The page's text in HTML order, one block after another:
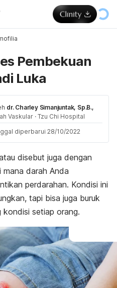
Pembekuan
Luka
dr. Charley Simanjuntak, Sp.B.,
Vaskular ·Tzu Chi Hospital
diperbarui 28/10/2022
disebut juga dengan
darah Anda
perdarahan. Kondisi ini
tapi bisa juga buruk
setiap orang.